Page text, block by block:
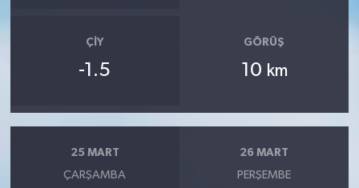
ÇIY
-1.5
GÖRÜŞ
10 km
25 MART
ÇARŞAMBA
26 MART
PERŞEMBE